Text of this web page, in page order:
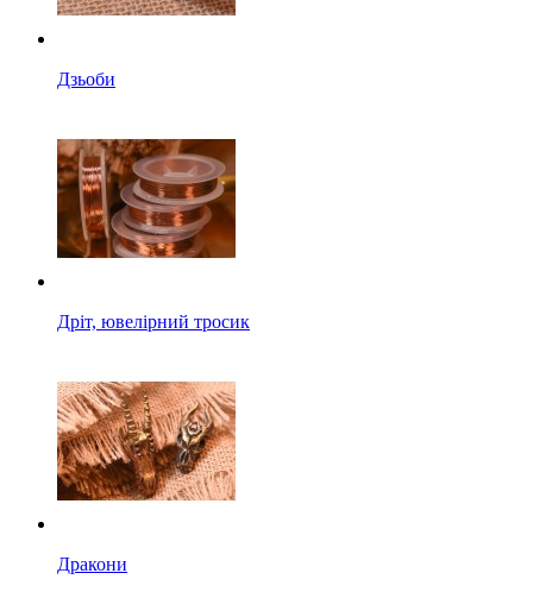
Дзьоби
Дріт, ювелірний тросик
Дракони